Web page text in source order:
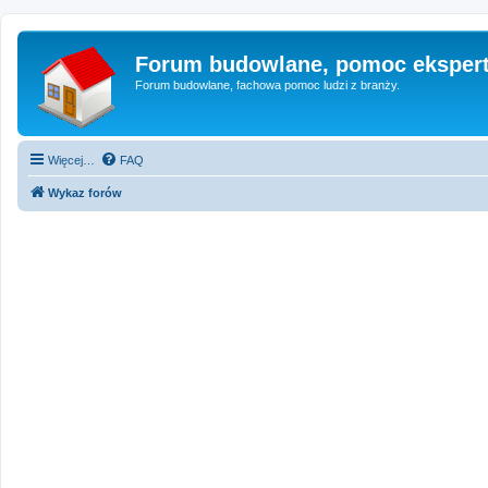
Forum budowlane, pomoc
Forum budowlane, fachowa pomoc ludzi z branży.
Więcej… FAQ
Wykaz forów